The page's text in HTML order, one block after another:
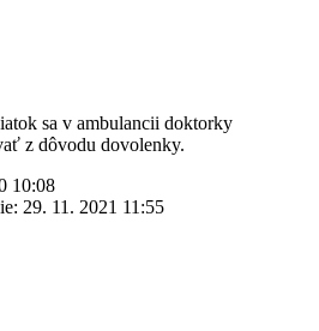
sa v ambulancii doktorky
z dôvodu dovolenky.
10:08
29. 11. 2021 11:55